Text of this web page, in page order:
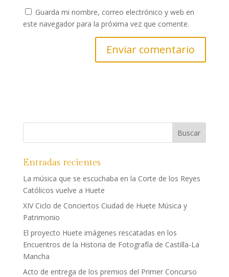
Guarda mi nombre, correo electrónico y web en
este navegador para la próxima vez que comente.
Entradas recientes
La música que se escuchaba en la Corte de los Reyes
Católicos vuelve a Huete
XIV Ciclo de Conciertos Ciudad de Huete Música y
Patrimonio
El proyecto Huete imágenes rescatadas en los
Encuentros de la Historia de Fotografía de Castilla-La
Mancha
Acto de entrega de los premios del Primer Concurso